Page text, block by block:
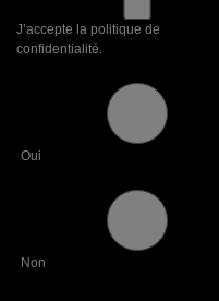
J’accepte la politique de
confidentialité.
Oui
Non